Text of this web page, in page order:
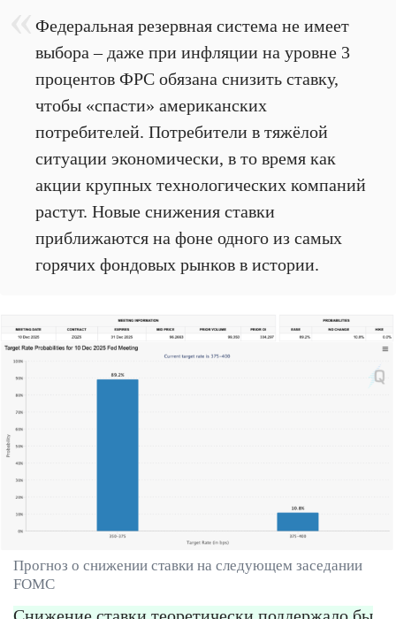
Федеральная резервная система не имеет
выбора – даже при инфляции на уровне 3
процентов ФРС обязана снизить ставку,
чтобы «спасти» американских
потребителей. Потребители в тяжёлой
ситуации экономически, в то время как
акции крупных технологических компаний
растут. Новые снижения ставки
приближаются на фоне одного из самых
горячих фондовых рынков в истории.
Прогноз о снижении ставки на следующем заседании
FOMC